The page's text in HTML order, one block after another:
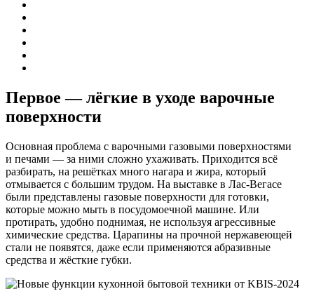
Первое — лёгкие в уходе варочные
поверхности
Основная проблема с варочными газовыми поверхностями
и печами — за ними сложно ухаживать. Приходится всё
разбирать, на решётках много нагара и жира, который
отмывается с большим трудом. На выставке в Лас-Вегасе
были представлены газовые поверхности для готовки,
которые можно мыть в посудомоечной машине. Или
протирать, удобно поднимая, не используя агрессивные
химические средства. Царапины на прочной нержавеющей
стали не появятся, даже если применяются абразивные
средства и жёсткие губки.